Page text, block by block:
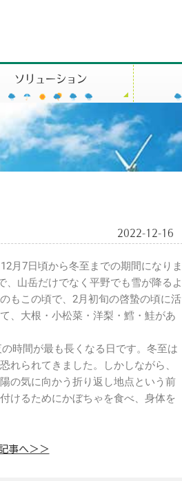
ソリューション
2022-12-16
月7日頃から冬至までの期間になりま
山岳だけでなく平野でも雪が降るよ
もこの頃で、2月初旬の啓蟄の頃に活
、大根・小松菜・洋梨・鱈・鮭があ
時間が最も長くなる日です。冬至は
れられてきました。しかしながら、
の気に向かう折り返し地点という前
けるためにかぼちゃを食べ、身体を
事へ＞＞